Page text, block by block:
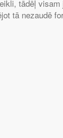
tādēļ visam
tā nezaudē